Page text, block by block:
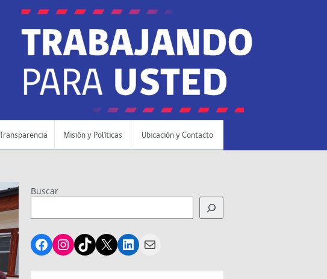
Transparencia Misión y Políticas Ubicación y Contacto
Buscar
Facebook
Instagram
TikTok
X LinkedIn
Mail